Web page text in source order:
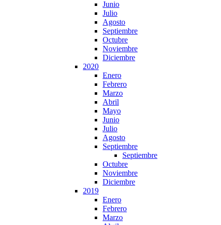
Junio
Julio
Agosto
Septiembre
Octubre
Noviembre
Diciembre
2020
Enero
Febrero
Marzo
Abril
Mayo
Junio
Julio
Agosto
Septiembre
Septiembre
Octubre
Noviembre
Diciembre
2019
Enero
Febrero
Marzo